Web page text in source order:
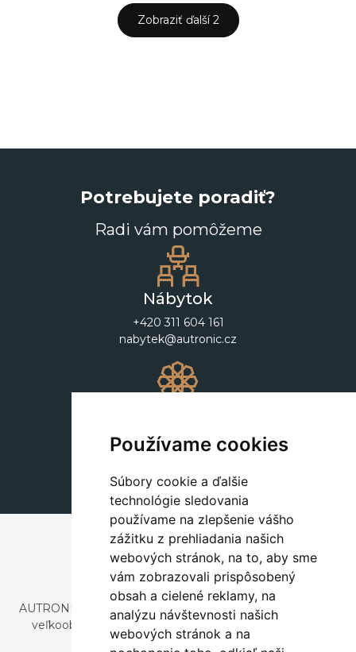
Používame cookies
Súbory cookie a ďalšie
technológie sledovania
používame na zlepšenie vášho
zážitku z prehliadania našich
webových stránok, na to, aby sme
vám zobrazovali prispôsobený
obsah a cielené reklamy, na
analýzu návštevnosti našich
webových stránok a na
Zobraziť ďalší 2
Potrebujete poradiť?
Radi vám pomôžeme
Nábytok
+420 311 604 161
nabytek@autronic.cz
+420 311 604 182
dekorace@autronic.cz
AUTRONIC, s.r.o. je spoločnosť zaoberajúca sa dovozom a
veľkoobchodným predajom dizajnového aj štýlového
nábytku a dekorácií.